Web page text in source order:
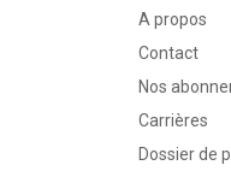
A propos
Contact
Nos
Carrières
Dossier de